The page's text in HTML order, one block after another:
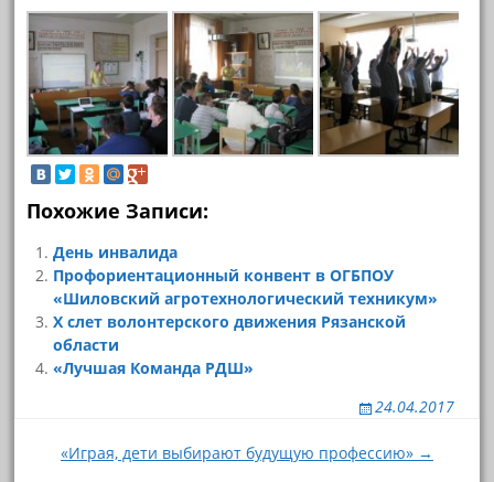
Похожие Записи:
День инвалида
Профориентационный конвент в ОГБПОУ
«Шиловский агротехнологический техникум»
X слет волонтерского движения Рязанской
области
«Лучшая Команда РДШ»
24.04.2017
Навигация
«Играя, дети выбирают будущую профессию» →